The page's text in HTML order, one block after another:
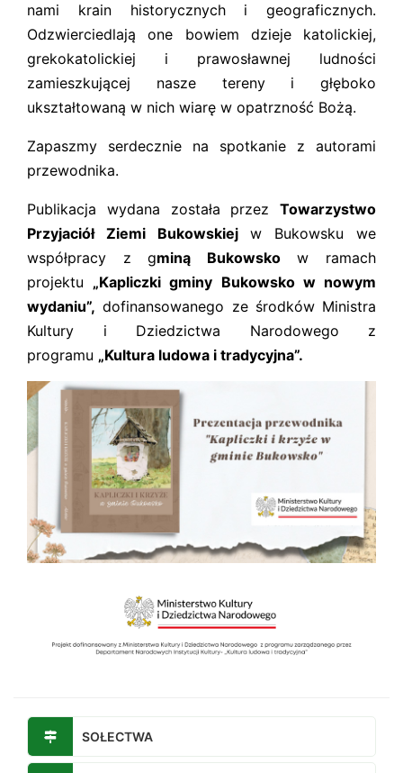
nami krain historycznych i geograficznych.
Odzwierciedlają one bowiem dzieje katolickiej,
grekokatolickiej i prawosławnej ludności
zamieszkującej nasze tereny i głęboko
ukształtowaną w nich wiarę w opatrzność Bożą.
Zapaszmy serdecznie na spotkanie z autorami
przewodnika.
Publikacja wydana została przez Towarzystwo
Przyjaciół Ziemi Bukowskiejw Bukowsku we
współpracy z gminą Bukowskow ramach
projektu „Kapliczki gminy Bukowsko w nowym
wydaniu”, dofinansowanego ze środków Ministra
Kultury i Dziedzictwa Narodowego z
programu „Kultura ludowa i tradycyjna”.
SOŁECTWA